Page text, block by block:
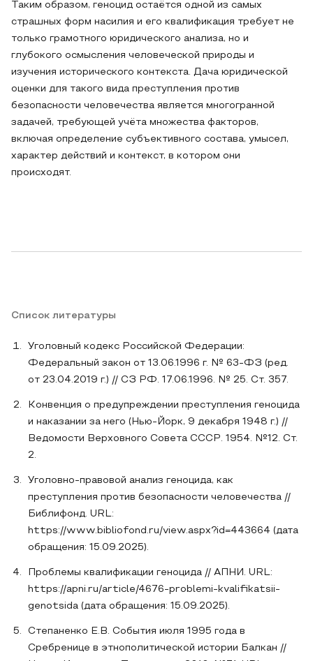
Таким образом, геноцид остаётся одной из самых
страшных форм насилия и его квалификация требует не
только грамотного юридического анализа, но и
глубокого осмысления человеческой природы и
изучения исторического контекста. Дача юридической
оценки для такого вида преступления против
безопасности человечества является многогранной
задачей, требующей учёта множества факторов,
включая определение субъективного состава, умысел,
характер действий и контекст, в котором они
происходят.
Список литературы
Уголовный кодекс Российской Федерации:
Федеральный закон от 13.06.1996 г. № 63-ФЗ (ред.
от 23.04.2019 г.) // СЗ РФ. 17.06.1996. № 25. Ст. 357.
Конвенция о предупреждении преступления геноцида
и наказании за него (Нью-Йорк, 9 декабря 1948 г.) //
Ведомости Верховного Совета СССР. 1954. №12. Ст.
2.
Уголовно-правовой анализ геноцида, как
преступления против безопасности человечества //
Библифонд. URL:
https://www.bibliofond.ru/view.aspx?id=443664 (дата
обращения: 15.09.2025).
Проблемы квалификации геноцида // АПНИ. URL:
https://apni.ru/article/4676-problemi-kvalifikatsii-
genotsida (дата обращения: 15.09.2025).
Степаненко Е.В. События июля 1995 года в
Сребренице в этнополитической истории Балкан //